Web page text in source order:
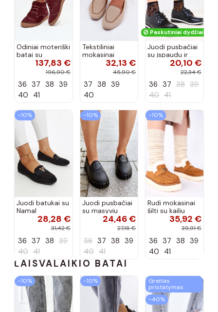
Odiniai moteriški
batai su
siūlėmis, pilies
tipo, Artiker
spalvos
137,83 €
196,90 €
36 37 38 39
40 41
Tekstiliniai
mokasinai
smėlio spalvos
32,13 €
45,90 €
37 38 39
40
Paskutiniai dydžiai!
Juodi pusbačiai
su įspaudu ir
kvadratiniu
priekiu Kerawa
20,10 €
22,34 €
36 37 38 39
40 41
−10%
Juodi batukai su
Namal
dekoracija28,28 €
31,42 €
36 37 38 39
40 41
−10%
Juodi pusbačiai
su masyviu
padu Teska24,46 €
27,18 €
36 37 38 39
40 41
−10%
Rudi mokasinai
šilti su kailiu
35,92 €
39,91 €
36 37 38 39
40 41
LAISVALAIKIO BATAI
−10% −10%
Greitas
pristatymas
−40%